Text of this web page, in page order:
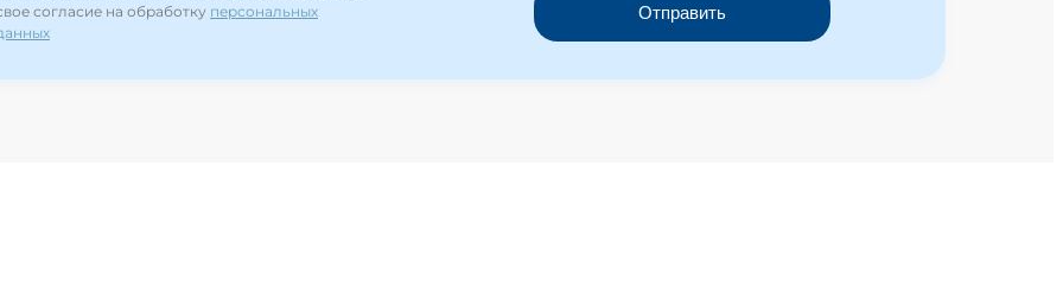
согласие на обработку персональных
Отправить